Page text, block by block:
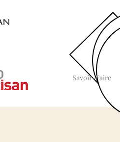
Savoir-Faire